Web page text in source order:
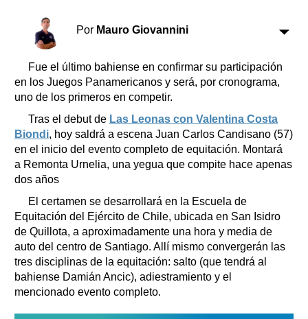
Horóscopo
Suplementos
Servicios
Farmacias
Transportes
Loterías
Datos Útiles
Fúnebres
Edictos
Por Mauro Giovannini
Fue el último bahiense en confirmar su participación
en los Juegos Panamericanos y será, por cronograma,
uno de los primeros en competir.
Tras el debut de Las Leonas con Valentina Costa
Biondi, hoy saldrá a escena Juan Carlos Candisano (57)
en el inicio del evento completo de equitación. Montará
a Remonta Urnelia, una yegua que compite hace apenas
dos años
El certamen se desarrollará en la Escuela de
Equitación del Ejército de Chile, ubicada en San Isidro
de Quillota, a aproximadamente una hora y media de
auto del centro de Santiago. Allí mismo convergerán las
tres disciplinas de la equitación: salto (que tendrá al
bahiense Damián Ancic), adiestramiento y el
mencionado evento completo.